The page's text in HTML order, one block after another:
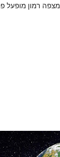
רמון מופעל